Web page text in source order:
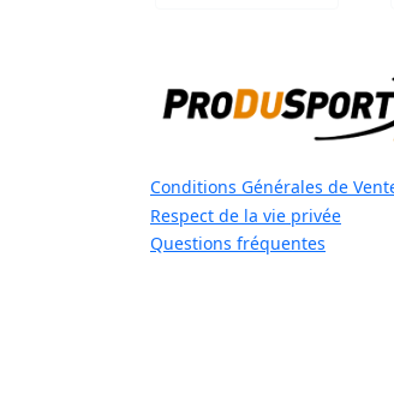
Conditions Générales de
Respect de la vie privée
Questions fréquentes